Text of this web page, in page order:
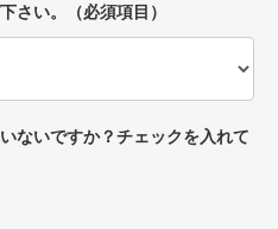
さい。（必須項目）
ないですか？チェックを入れて